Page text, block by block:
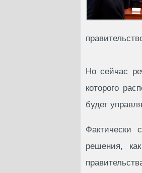
Но сейчас
которого
будет
Фактически
решения,